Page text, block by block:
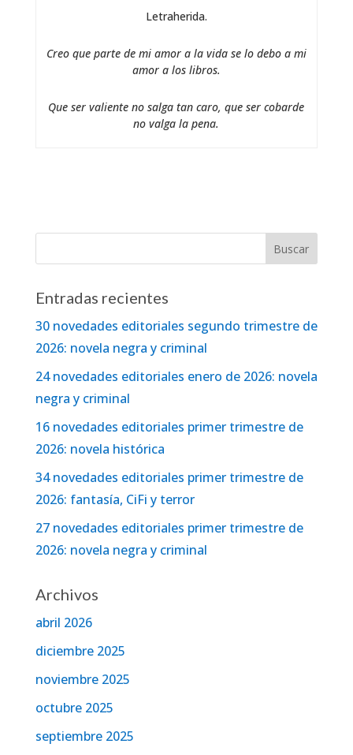
Letraherida.
Creo que parte de mi amor a la vida se lo debo a mi
amor a los libros.
Que ser valiente no salga tan caro, que ser cobarde
no valga la pena.
Entradas recientes
30 novedades editoriales segundo trimestre de
2026: novela negra y criminal
24 novedades editoriales enero de 2026: novela
negra y criminal
16 novedades editoriales primer trimestre de
2026: novela histórica
34 novedades editoriales primer trimestre de
2026: fantasía, CiFi y terror
27 novedades editoriales primer trimestre de
2026: novela negra y criminal
Archivos
abril 2026
diciembre 2025
noviembre 2025
octubre 2025
septiembre 2025